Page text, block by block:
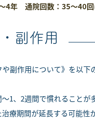
4年 通院回数：35～40
副作用
副作用について》を以下
1、2週間で慣れることが
療期間が延長する可能性